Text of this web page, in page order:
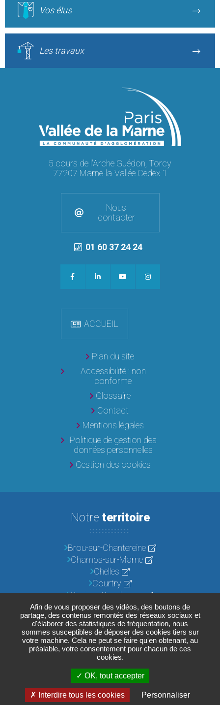
Afin de vous proposer des vidéos, des boutons de
partage, des contenus remontés des réseaux sociaux et
d'élaborer des statistiques de fréquentation, nous
sommes susceptibles de déposer des cookies tiers sur
votre machine. Cela ne peut se faire qu'en obtenant, au
préalable, votre consentement pour chacun de ces
cookies.
OK, tout accepter
Interdire tous les cookies Personnaliser
Vos élus
Les travaux
5 cours de l'Arche Guédon, Torcy
77207 Marne-la-Vallée Cedex 1
Nous
contacter
01 60 37 24 24
ACCUEIL
Plan du site
Accessibilité : non
conforme
Glossaire
Contact
Mentions légales
Politique de gestion des
données personnelles
Gestion des cookies
Notre territoire
Brou-sur-Chantereine
Champs-sur-Marne
Chelles
Courtry
Croissy-Beaubourg
Emerainville
Lognes
Noisiel
Pontault-Combault
Roissy-en-Brie
Vaires-sur-Marne